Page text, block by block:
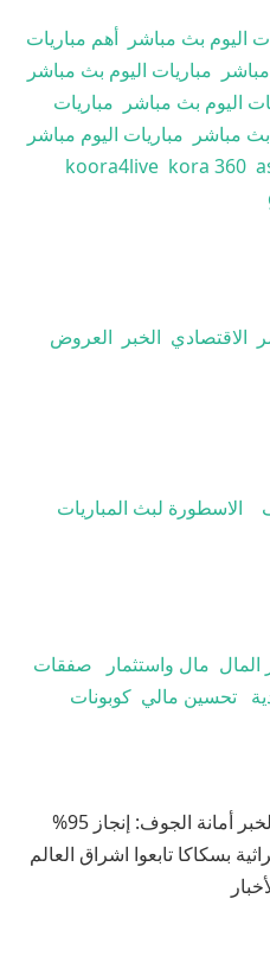
اليوم بث مباشر أهم مباريات
مباريات اليوم بث مباشر
اليوم بث مباشر مباريات
بث مباشر مباريات اليوم مباشر
koora4live kora 360
الاقتصادي الخبر
العروض
الاسطورة لبث المباريات
المال مال واستثمار
صفقات
تحسين مالي كوبونات
نشكر لكم اهتمامكم وقراءتكم لخبر أمانة الجوف: إنجاز 95%
بسكاكا تابعوا اشراق العالم